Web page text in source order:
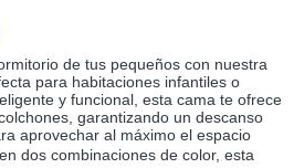
de tus pequeños con nuestra
para habitaciones infantiles o
y funcional, esta cama te ofrece
garantizando un descanso
aprovechar al máximo el espacio
dos combinaciones de color, esta